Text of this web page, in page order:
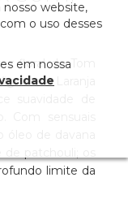
floral de Tom
e a Laranja
suavidade de
sensuais
de davana
patchouli; os
limite da
website,
o uso desses
em nossa